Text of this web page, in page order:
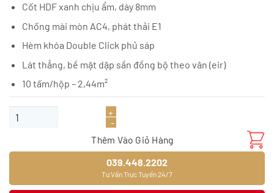
Cốt HDF xanh chịu ẩm, dày 8mm
Chống mài mòn AC4, phát thải E1
Hèm khóa Double Click phủ sáp
Lát thẳng, bề mặt dập sần đồng bộ theo vân (eir)
10 tấm/hộp – 2,44m²
Sàn gỗ JOYTEK 8328-2 số lượng
Thêm Vào Giỏ Hàng
039.448.2202
Tư Vấn Trực Tuyến 24/7